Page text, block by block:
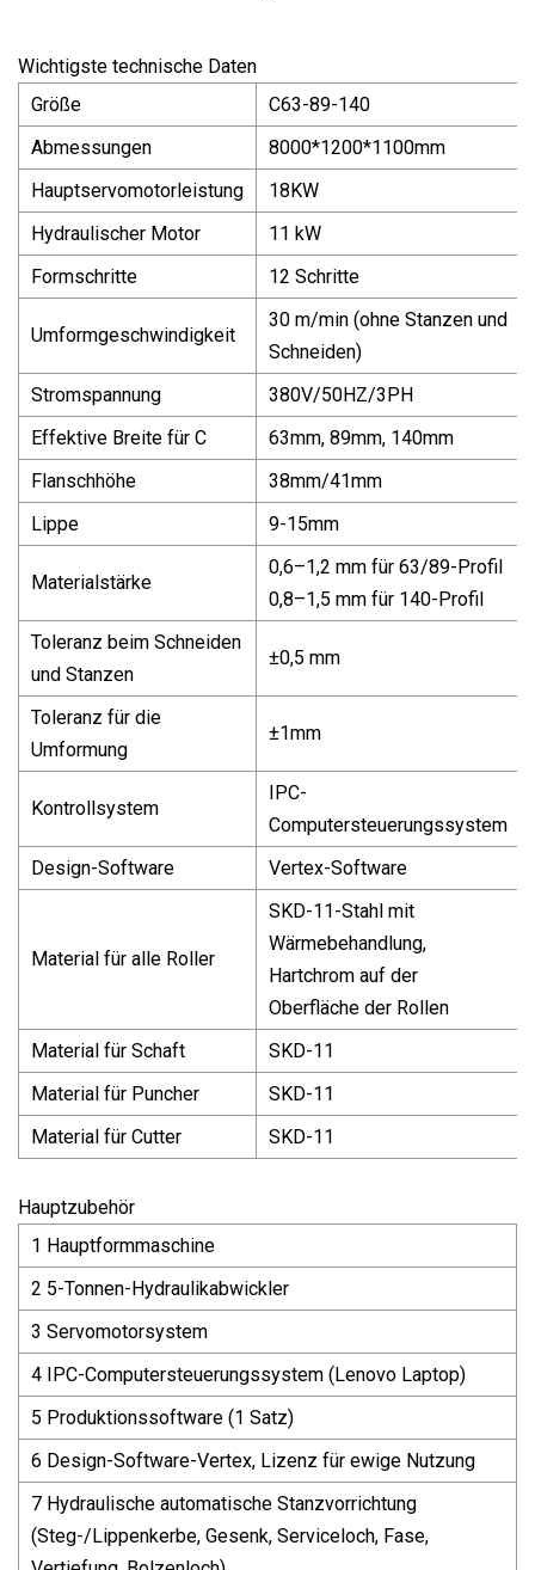
Wichtigste technische Daten
Größe
C63-89-140
Abmessungen
8000*1200*1100mm
Hauptservomotorleistung
18KW
Hydraulischer Motor
11 kW
Formschritte
12 Schritte
Umformgeschwindigkeit
30 m/min (ohne Stanzen und
Schneiden)
Stromspannung
380V/50HZ/3PH
Effektive Breite für C
63mm, 89mm, 140mm
Flanschhöhe
38mm/41mm
Lippe
9-15mm
Materialstärke
0,6–1,2 mm für 63/89-Profil
0,8–1,5 mm für 140-Profil
Toleranz beim Schneiden
und Stanzen
±0,5 mm
Toleranz für die
Umformung
±1mm
Kontrollsystem
IPC-
Computersteuerungssystem
Design-Software
Vertex-Software
Material für alle Roller
SKD-11-Stahl mit
Wärmebehandlung,
Hartchrom auf der
Oberfläche der Rollen
Material für Schaft
SKD-11
Material für Puncher
SKD-11
Material für Cutter
SKD-11
Hauptzubehör
1 Hauptformmaschine
2 5-Tonnen-Hydraulikabwickler
3 Servomotorsystem
4 IPC-Computersteuerungssystem (Lenovo Laptop)
5 Produktionssoftware (1 Satz)
6 Design-Software-Vertex, Lizenz für ewige Nutzung
7 Hydraulische automatische Stanzvorrichtung
(Steg-/Lippenkerbe, Gesenk, Serviceloch, Fase,